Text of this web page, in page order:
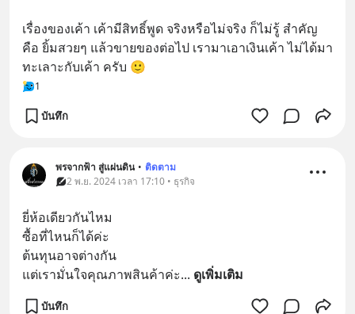
เรื่องของเค้า เค้ามีสิทธิ์พูด จริงหรือไม่จริง ก็ไม่รู้ สำคัญ
คือ ยิ้มสวยๆ แล้วขายของต่อไป เรามาเอาเงินเค้า ไม่ได้มา
ทะเลาะกับเค้า ครับ 🙂
1
บันทึก
พรจากฟ้า สู่แผ่นดิน • ติดตาม
2 พ.ย. 2024 เวลา 17:10 • ธุรกิจ
ยี่ห้อเดียวกันไหม
ซื้อที่ไหนก็ได้ค่ะ
ต้นทุนอาจต่างกัน
แต่เรามั่นใจคุณภาพสินค้าค่ะ... ดูเพิ่มเติม
บันทึก